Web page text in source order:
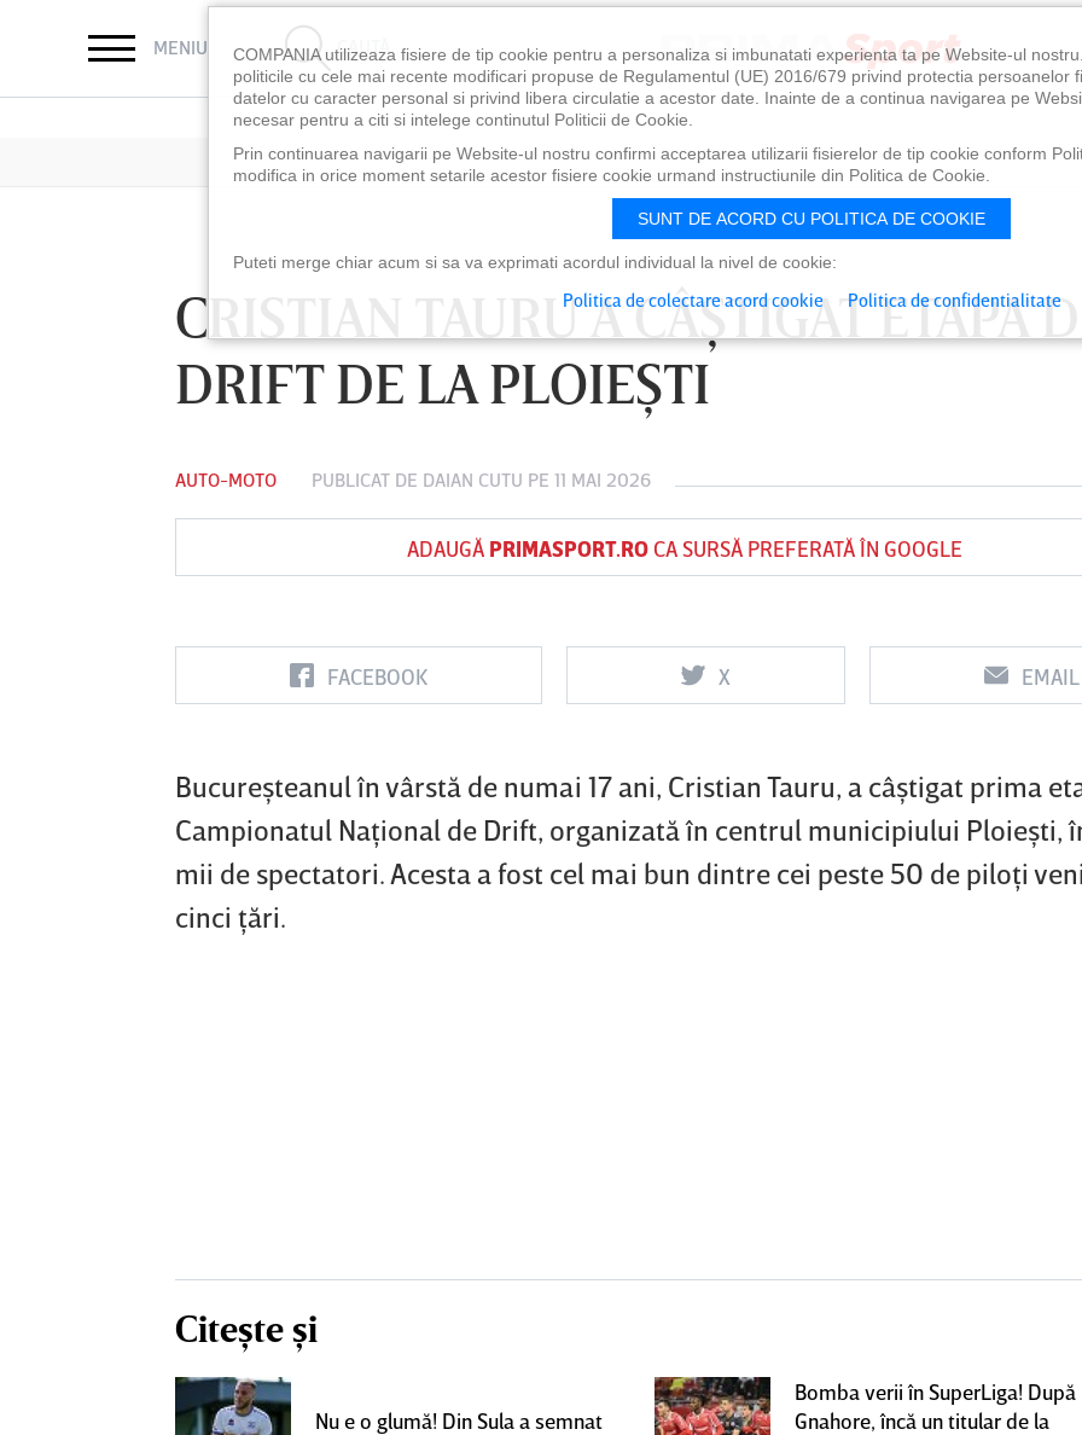
MENIU CAUTĂ
CRISTIAN TAURU A CÂŞTIGAT ETAPA DE
DRIFT DE LA PLOIEŞTI
AUTO-MOTO PUBLICAT DE DAIAN CUTU PE 11 MAI 2026
ADAUGĂ PRIMASPORT.ROCA SURSĂ PREFERATĂ ÎN GOOGLE
FACEBOOK X EMAIL
Bucureşteanul în vârstă de numai 17 ani, Cristian Tauru, a câştigat prima
Campionatul Naţional de Drift, organizată în centrul municipiului Ploieşti,
mii de spectatori. Acesta a fost cel mai bun dintre cei peste 50 de piloţi
cinci ţări.
Citește și
Nu e o glumă! Din Sula a semnat
Bomba verii în SuperLiga! După
Gnahore, încă un titular de la
LUNI 10 AUG, 18:30
Vs
LUNI 10 AUG, 21:30
Vs
VINERI 07 AUG, 21:00
Vs
COMPANIA utilizeaza fisiere de tip cookie pentru a personaliza si imbunatati experienta ta pe Website-ul
politicile cu cele mai recente modificari propuse de Regulamentul (UE) 2016/679 privind protectia persoanelor
datelor cu caracter personal si privind libera circulatie a acestor date. Inainte de a continua navigarea pe
necesar pentru a citi si intelege continutul Politicii de Cookie.
Prin continuarea navigarii pe Website-ul nostru confirmi acceptarea utilizarii fisierelor de tip cookie conform
modifica in orice moment setarile acestor fisiere cookie urmand instructiunile din Politica de Cookie.
SUNT DE ACORD CU POLITICA DE COOKIE
Puteti merge chiar acum si sa va exprimati acordul individual la nivel de cookie:
Politica de colectare acord cookie Politica de confidentialitate